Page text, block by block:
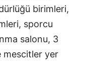
birimleri,
sporcu
salonu, 3
mescitler yer